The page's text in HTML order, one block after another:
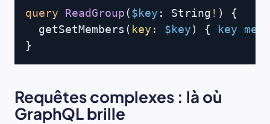
query ReadGroup($key : String ! )
{
getSetMembers ( key : $key) { key
}
Copy
Requêtes complexes : là où
GraphQL brille